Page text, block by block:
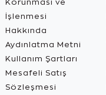
Korunması ve
İşlenmesi
Hakkında
Aydınlatma Metni
Kullanım Şartları
Mesafeli Satış
Sözleşmesi